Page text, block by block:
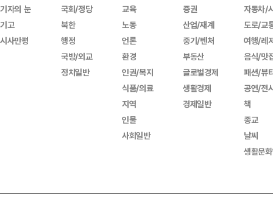
기자의 눈
기고
시사만평
국회/정당
북한
행정
국방/외교
정치일반
교육
노동
언론
환경
인권/복지
식품/의료
지역
인물
사회일반
증권
산업/재계
중기/벤처
부동산
글로벌경제
생활경제
경제일반
자동차/
도로/교
여행/레
음식/맛
패션/뷰
공연/전
책
종교
날씨
생활문